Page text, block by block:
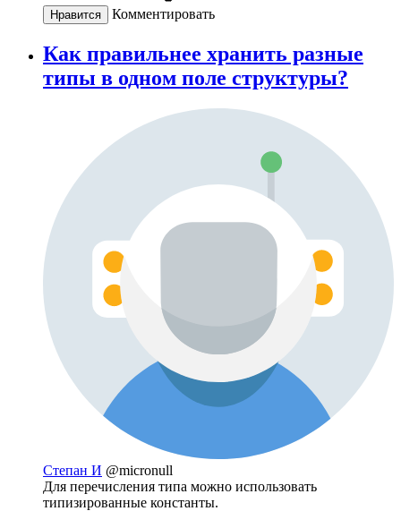
Нравится Комментировать
Как правильнее хранить разные
типы в одном поле структуры?
Степан И @micronull
Для перечисления типа можно использовать
типизированные константы.